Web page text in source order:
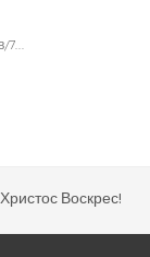
7…
Христос Воскрес!